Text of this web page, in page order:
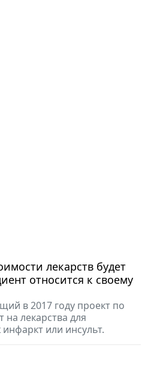
лекарств будет
относится к своему
в 2017 году проект по
лекарства для
или инсульт.